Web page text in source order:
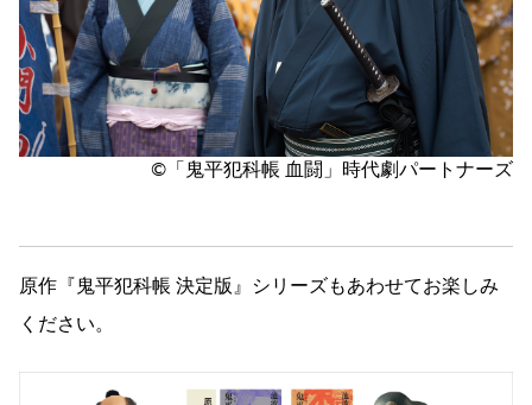
©「鬼平犯科帳 血闘」時代劇パートナーズ
原作『鬼平犯科帳 決定版』シリーズもあわせてお楽しみ
ください。